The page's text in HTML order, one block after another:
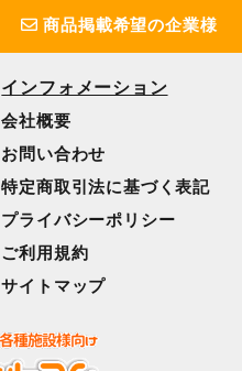
商品掲載希望の企業様
インフォメーション
会社概要
お問い合わせ
特定商取引法に基づく表記
プライバシーポリシー
ご利用規約
サイトマップ